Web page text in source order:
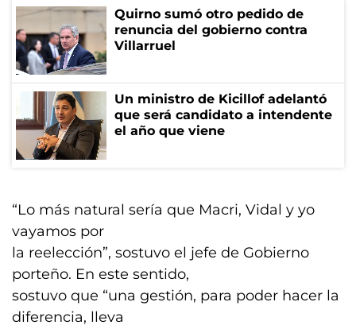
Quirno sumó otro pedido de
renuncia del gobierno contra
Villarruel
Un ministro de Kicillof adelantó
que será candidato a intendente
el año que viene
“Lo más natural sería que Macri, Vidal y yo
vayamos por
la reelección”, sostuvo el jefe de Gobierno
porteño. En este sentido,
sostuvo que “una gestión, para poder hacer la
diferencia, lleva